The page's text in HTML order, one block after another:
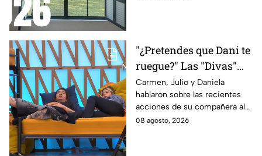
"¿Pretendes que Dani te
ruegue?" Las "Divas"
lamentan el
comportamiento de
Michelle en MasterChef
24/7
Carmen, Julio y Daniela
hablaron sobre las recientes
acciones de su compañera al
interior del Mundo MasterChef
08 agosto, 2026